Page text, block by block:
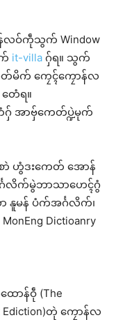
လဝ်ကဵုသွက် Window
it-villa ဂှ်ရ။ သွက်
မိက် ကၠေၚ်ကၠောန်လ
တေံရ။
အာဗှ်ကေတ်ပ္ဍဲမုက်
ာဲ ဟွံဒးကေတ် အောန်
ဂလိက်မွဲဘာသာဟေၚ်ဂွံ
နူမန် ပံက်အၚ်္ဂလိက်၊
Dictioanry
ာန်ဝဵု (The
Ediction)တုဲ ကၠောန်လ